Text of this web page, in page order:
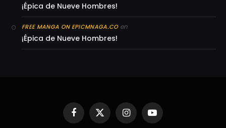
¡Épica de Nueve Hombres!
FREE MANGA ON EPICMNAGA.COen
¡Épica de Nueve Hombres!
Facebook
X
InstagramYouTube